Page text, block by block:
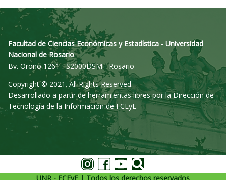
Facultad de Ciencias Económicas y Estadística - Universidad
Nacional de Rosario
Bv. Oroño 1261 - S2000DSM - Rosario
Copyright © 2021. All Rights Reserved.
Desarrollado a partir de herramientas libres por la Dirección de
Tecnología de la Información de FCEyE